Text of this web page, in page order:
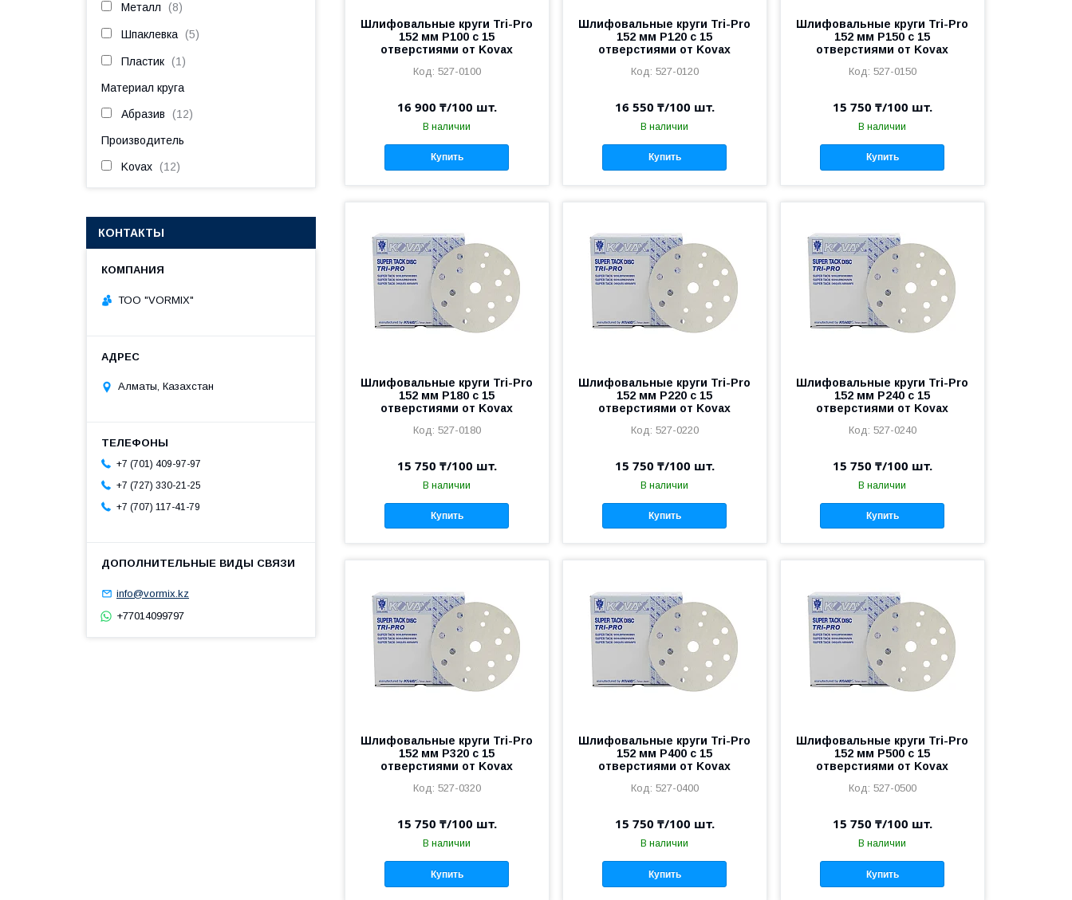
Шлифовальные круги Tri-Pro
152 мм P100 c 15
отверстиями от Kovax
527-0100
16 900 ₸/100 шт.
В наличии
Купить
Шлифовальные круги Tri-Pro
152 мм P120 c 15
отверстиями от Kovax
527-0120
16 550 ₸/100 шт.
В наличии
Купить
Шлифовальные круги Tri-Pro
152 мм P150 c 15
отверстиями от Kovax
527-0150
15 750 ₸/100 шт.
В наличии
Купить
Шлифовальные круги Tri-Pro
152 мм P180 c 15
отверстиями от Kovax
527-0180
15 750 ₸/100 шт.
В наличии
Купить
Шлифовальные круги Tri-Pro
152 мм P220 c 15
отверстиями от Kovax
527-0220
15 750 ₸/100 шт.
В наличии
Купить
Шлифовальные круги Tri-Pro
152 мм P240 c 15
отверстиями от Kovax
527-0240
15 750 ₸/100 шт.
В наличии
Купить
Шлифовальные круги Tri-Pro
152 мм P320 c 15
отверстиями от Kovax
527-0320
15 750 ₸/100 шт.
В наличии
Купить
Шлифовальные круги Tri-Pro
152 мм P400 c 15
отверстиями от Kovax
527-0400
15 750 ₸/100 шт.
В наличии
Купить
Шлифовальные круги Tri-Pro
152 мм P500 c 15
отверстиями от Kovax
527-0500
15 750 ₸/100 шт.
В наличии
Купить
Металл 8
Шпаклевка 5
Пластик 1
Материал круга
Абразив 12
Производитель
Kovax 12
КОНТАКТЫ
ТОО "VORMIX"
Алматы, Казахстан
+7 (701) 409-97-97
+7 (727) 330-21-25
+7 (707) 117-41-79
info@vormix.kz
+77014099797